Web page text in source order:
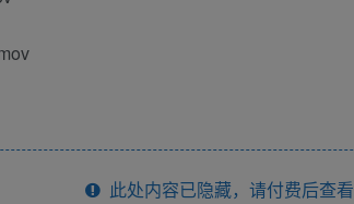
此处内容已隐藏，请付费后查看